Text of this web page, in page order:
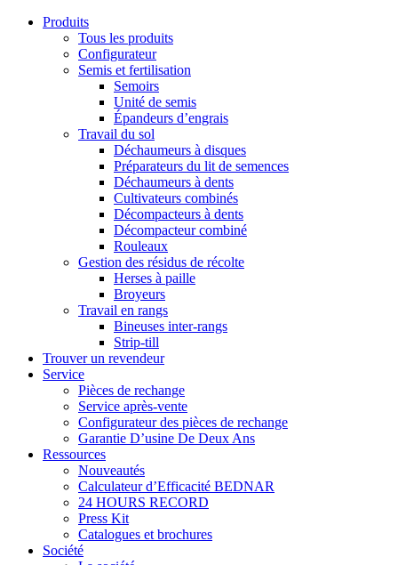
Produits
Tous les produits
Configurateur
Semis et fertilisation
Semoirs
Unité de semis
Épandeurs d’engrais
Travail du sol
Déchaumeurs à disques
Préparateurs du lit de semences
Déchaumeurs à dents
Cultivateurs combinés
Décompacteurs à dents
Décompacteur combiné
Rouleaux
Gestion des résidus de récolte
Herses à paille
Broyeurs
Travail en rangs
Bineuses inter-rangs
Strip-till
Trouver un revendeur
Service
Pièces de rechange
Service après-vente
Configurateur des pièces de rechange
Garantie D’usine De Deux Ans
Ressources
Nouveautés
Calculateur d’Efficacité BEDNAR
24 HOURS RECORD
Press Kit
Catalogues et brochures
Société